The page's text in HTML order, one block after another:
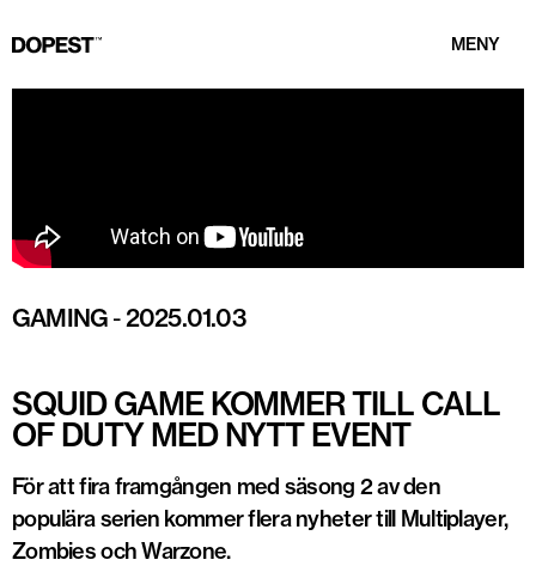
MENY
GAMING -2025.01.03
SQUID GAME KOMMER TILL CALL
OF DUTY MED NYTT EVENT
För att fira framgången med säsong 2 av den
populära serien kommer flera nyheter till Multiplayer,
Zombies och Warzone.